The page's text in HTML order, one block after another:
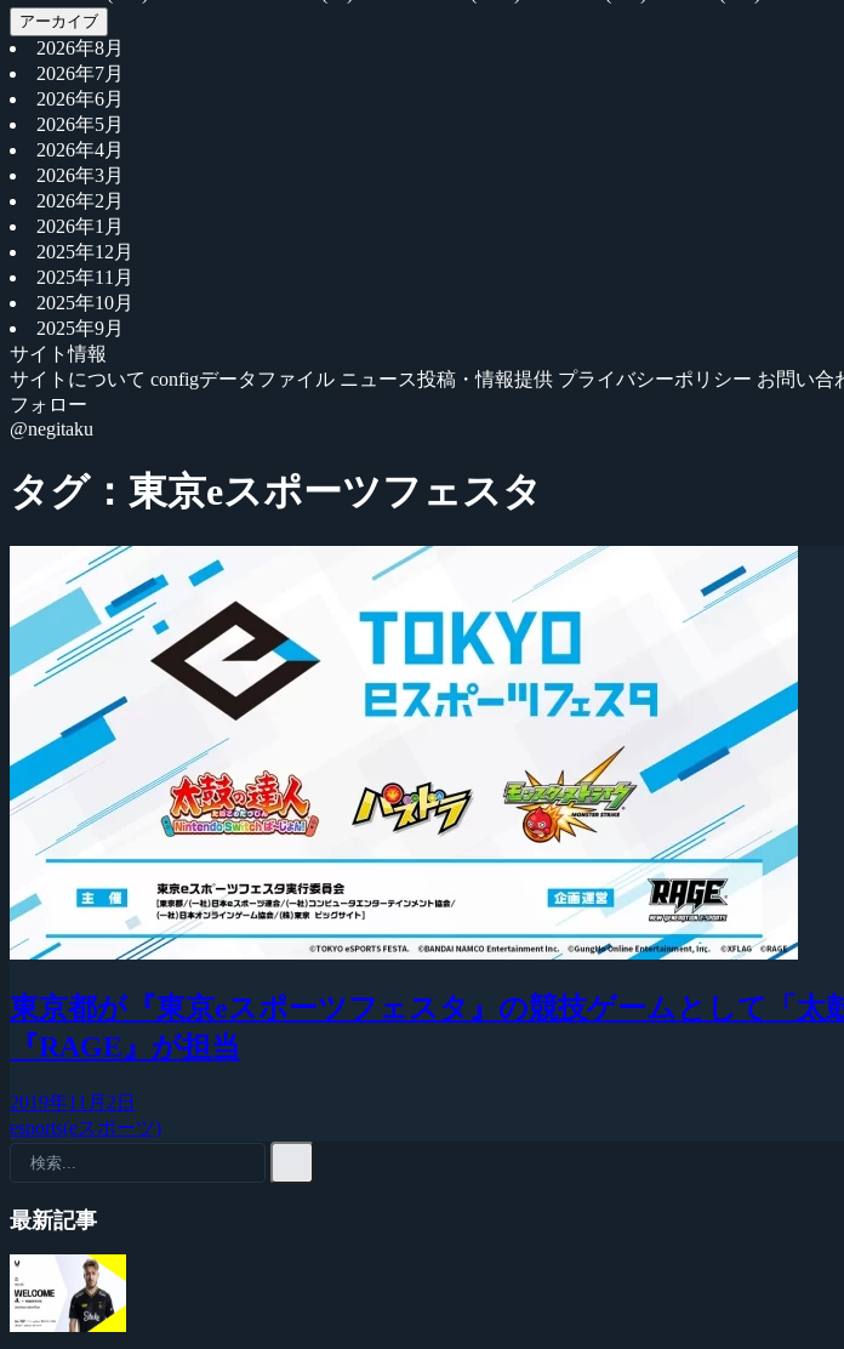
アーカイブ
2026年8月
2026年7月
2026年6月
2026年5月
2026年4月
2026年3月
2026年2月
2026年1月
2025年12月
2025年11月
2025年10月
2025年9月
サイト情報
サイトについて configデータファイル ニュース投稿・情報提供 プライバシーポリシー お問い合
フォロー
@negitaku
タグ：東京eスポーツフェスタ
東京都が『東京eスポーツフェスタ』の競技ゲームとして「
『RAGE』が担当
2019年11月2日
esports(eスポーツ)
最新記事